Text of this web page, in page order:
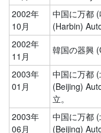
2002年
10月
中国に万都
(Harbin)
2002年
11月
韓国の器興
2003年
01月
中国に万都
(Beijing)
立。
2003年
06月
中国に万都
(Beijing)